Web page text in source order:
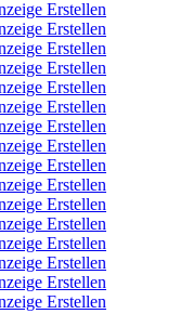
Erstellen
Erstellen
Erstellen
Erstellen
Erstellen
Erstellen
Erstellen
Erstellen
Erstellen
Erstellen
Erstellen
Erstellen
Erstellen
Erstellen
Erstellen
Erstellen